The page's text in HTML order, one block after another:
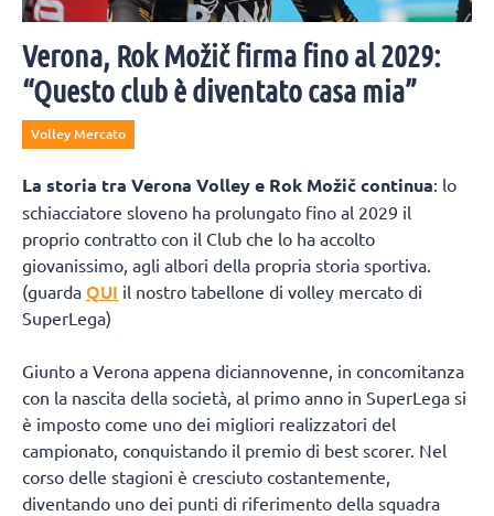
Verona, Rok Možič firma fino al 2029:
“Questo club è diventato casa mia”
Volley Mercato
La storia tra Verona Volley e Rok Možič continua: lo
schiacciatore sloveno ha prolungato fino al 2029 il
proprio contratto con il Club che lo ha accolto
giovanissimo, agli albori della propria storia sportiva.
(guarda QUI il nostro tabellone di volley mercato di
SuperLega)
Giunto a Verona appena diciannovenne, in concomitanza
con la nascita della società, al primo anno in SuperLega si
è imposto come uno dei migliori realizzatori del
campionato, conquistando il premio di best scorer. Nel
corso delle stagioni è cresciuto costantemente,
diventando uno dei punti di riferimento della squadra